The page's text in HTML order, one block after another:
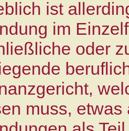
ist
im
oder
muss,